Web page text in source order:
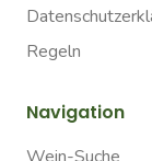
Regeln
Navigation